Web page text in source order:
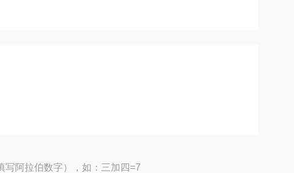
写阿拉伯数字），如：三加四=7